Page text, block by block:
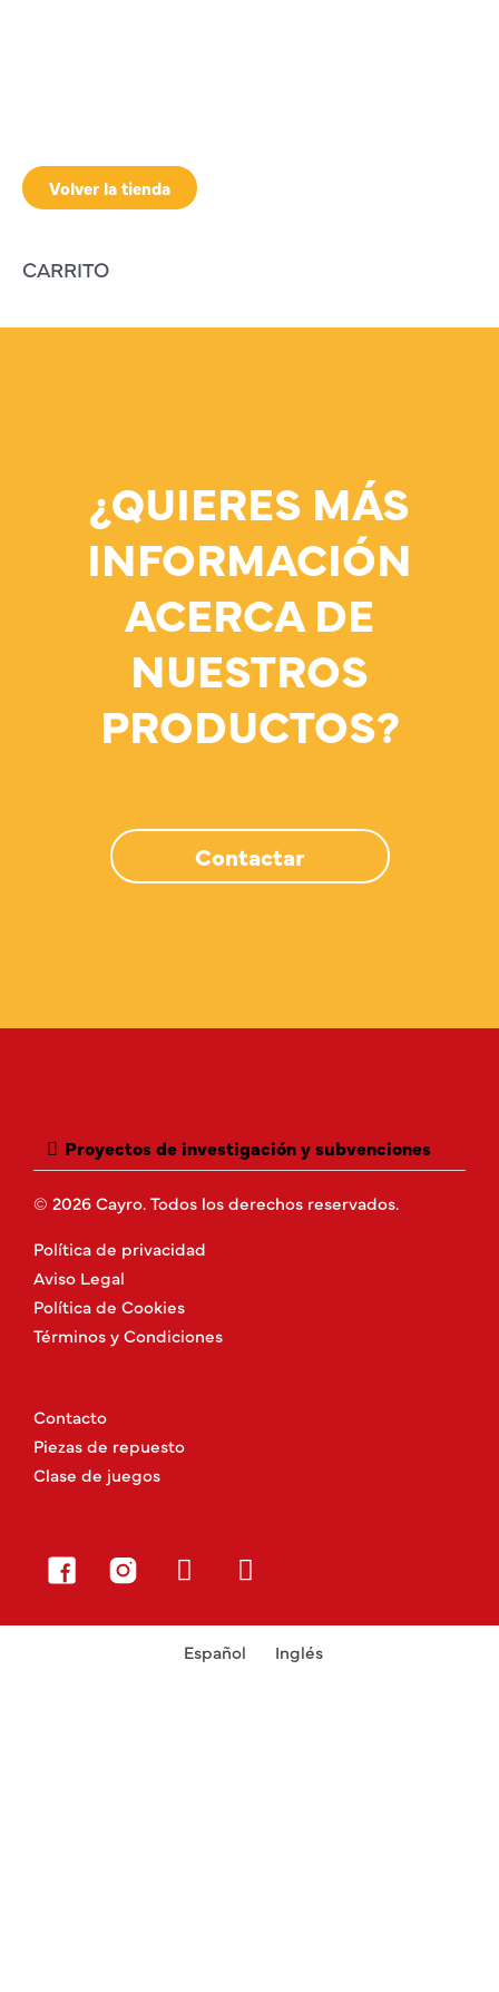
Volver la tienda
CARRITO
¿QUIERES MÁS
INFORMACIÓN
ACERCA DE
NUESTROS
PRODUCTOS?
Contactar
Proyectos de investigación y subvenciones
© 2026 Cayro. Todos los derechos reservados.
Política de privacidad
Aviso Legal
Política de Cookies
Términos y Condiciones
Contacto
Piezas de repuesto
Clase de juegos
Español Inglés